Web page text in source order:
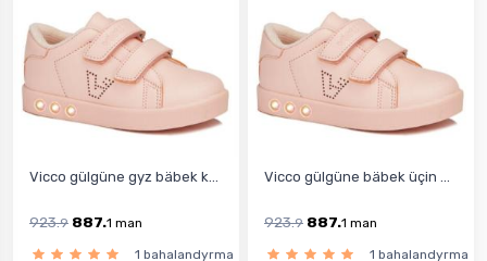
Vicco gülgüne gyz bäbek k...
923.9 887.1 man
1 bahalandyrma
Vicco gülgüne bäbek üçin ...
923.9 887.1 man
1 bahalandyrma